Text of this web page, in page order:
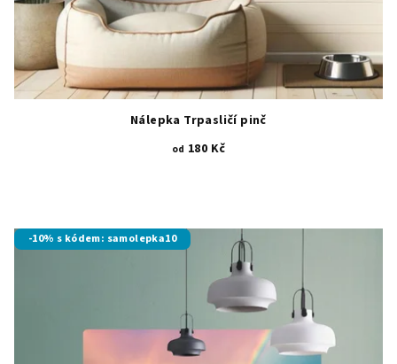
Nálepka Trpasličí pinč
od 180 Kč
-10% s kódem: samolepka10